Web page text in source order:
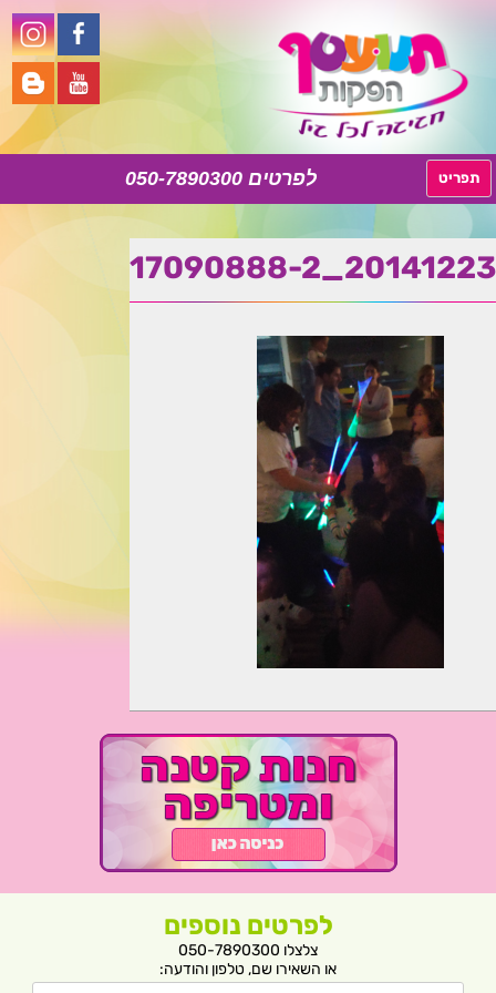
050-7890300 תפריט
לתוכן
20141223_17090888-2
לפרטים נוספים
צלצלו 050-7890300
או השאירו שם, טלפון והודעה: